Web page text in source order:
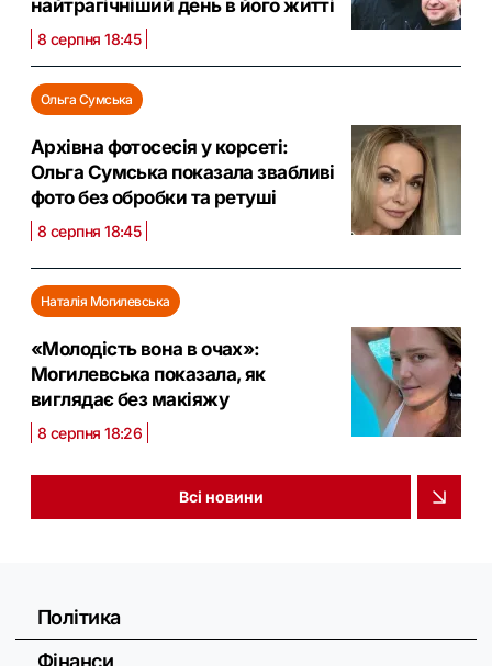
найтрагічніший день в його житті
8 серпня 18:45
Ольга Сумська
Архівна фотосесія у корсеті:
Ольга Сумська показала звабливі
фото без обробки та ретуші
8 серпня 18:45
Наталія Могилевська
«Молодість вона в очах»:
Могилевська показала, як
виглядає без макіяжу
8 серпня 18:26
Всі новини
Політика
Фінанси